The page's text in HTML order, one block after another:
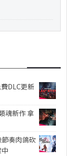
DLC更新
魂新作 拿
節奏肉鴿砍